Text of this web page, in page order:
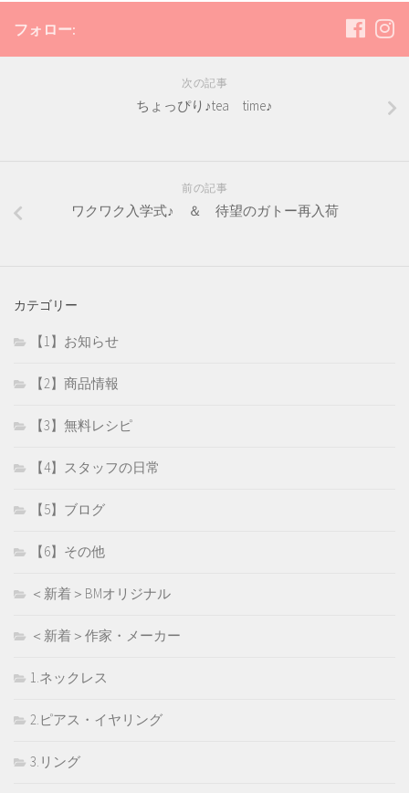
フォロー:
次の記事
ちょっぴり♪tea time♪
前の記事
ワクワク入学式♪ ＆ 待望のガトー再入荷
カテゴリー
【1】お知らせ
【2】商品情報
【3】無料レシピ
【4】スタッフの日常
【5】ブログ
【6】その他
＜新着＞BMオリジナル
＜新着＞作家・メーカー
1.ネックレス
2.ピアス・イヤリング
3.リング